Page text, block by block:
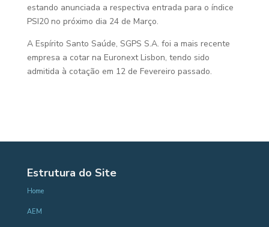
estando anunciada a respectiva entrada para o índice
PSI20 no próximo dia 24 de Março.
A Espírito Santo Saúde, SGPS S.A. foi a mais recente
empresa a cotar na Euronext Lisbon, tendo sido
admitida à cotação em 12 de Fevereiro passado.
Estrutura do Site
Home
AEM